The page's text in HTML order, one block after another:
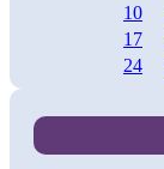
10
17
24